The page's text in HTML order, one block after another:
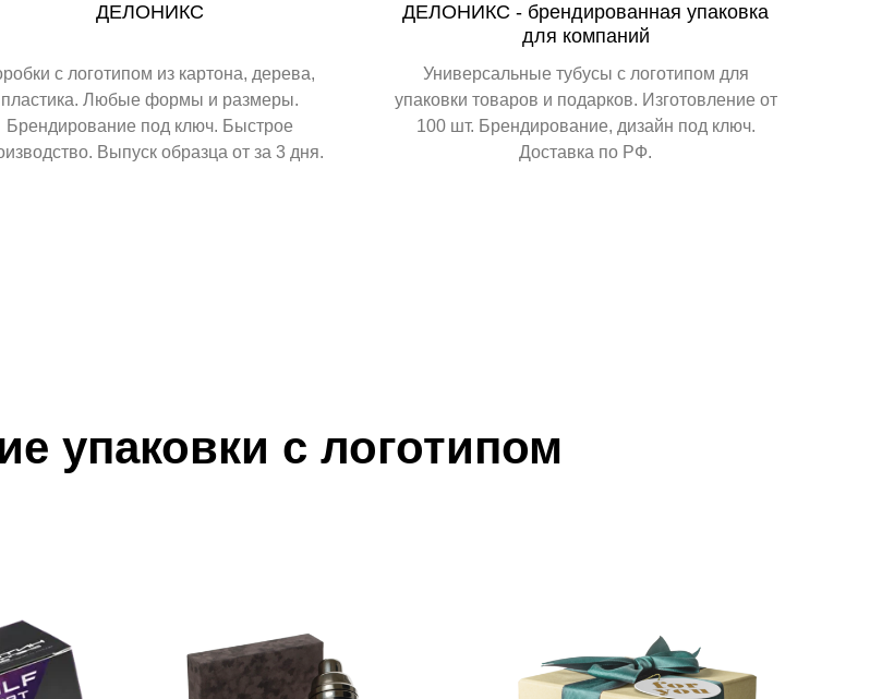
ДЕЛОНИКС
с логотипом из картона, дерева,
пластика. Любые формы и размеры.
Брендирование под ключ. Быстрое
Выпуск образца от за 3 дня.
ДЕЛОНИКС - брендированная упаковка
для компаний
Универсальные тубусы с логотипом для
упаковки товаров и подарков. Изготовление от
100 шт. Брендирование, дизайн под ключ.
Доставка по РФ.
упаковки с логотипом